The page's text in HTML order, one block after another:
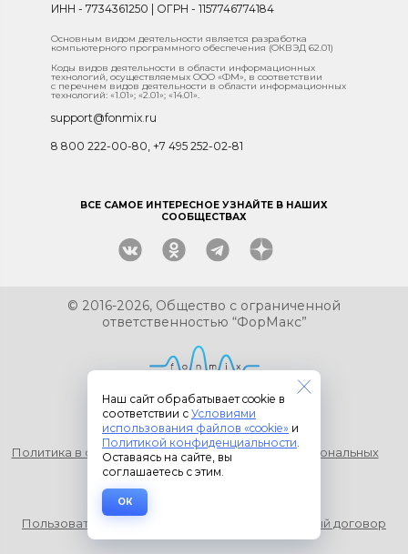
ИНН - 7734361250 | ОГРН - 1157746774184
Основным видом деятельности является разработка
компьютерного программного обеспечения (ОКВЭД 62.01)
Коды видов деятельности в области информационных
технологий, осуществляемых ООО «ФМ», в соответствии
с перечнем видов деятельности в области информационных
технологий: «1.01»; «2.01»; «14.01».
support@fonmix.ru
8 800 222-00-80, +7 495 252-02-81
ВСЕ САМОЕ ИНТЕРЕСНОЕ УЗНАЙТЕ В НАШИХ
СООБЩЕСТВАХ
Наш сайт обрабатывает cookie в
соответствии с Условиями
использования файлов «cookie» и
Политикой конфиденциальности.
Оставаясь на сайте, вы
соглашаетесь с этим.
ОК
© 2016-2026, Общество с ограниченной
ответственностью “ФорМакс”
Карта сайта
Контакты
Политика в отношении обработки и защиты персональных
данных
Входит в реестр Российского ПО
Пользовательское соглашение
Лицензионный договор